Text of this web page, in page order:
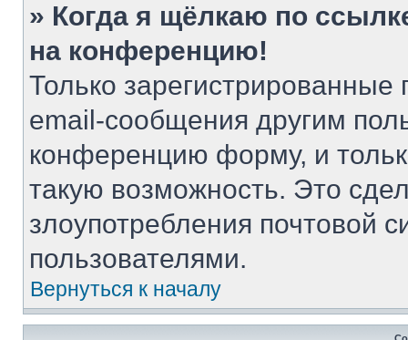
» Когда я щёлкаю по
на конференцию!
Только зарегистрированные
email-сообщения другим
конференцию форму, и
такую возможность. Это
злоупотребления почтовой
пользователями.
Вернуться к началу